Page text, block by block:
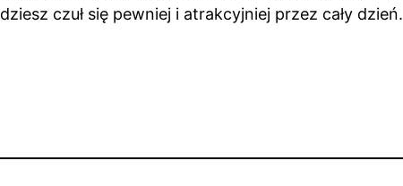
czuł się pewniej i atrakcyjniej przez cały dzień.